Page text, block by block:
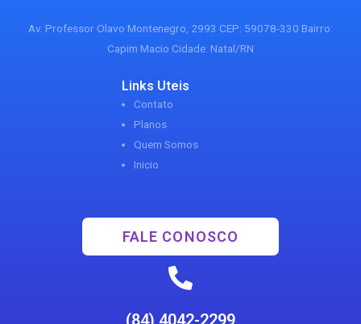
Av. Professor Olavo Montenegro, 2993 CEP: 59078-330 Bairro:
Capim Macio Cidade: Natal/RN
Links Uteis
Contato
Planos
Quem Somos
Inicio
FALE CONOSCO
(84) 4042-2299